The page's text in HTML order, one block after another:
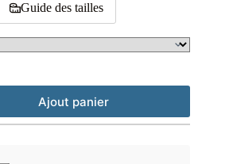
Guide des tailles
Ajout panier